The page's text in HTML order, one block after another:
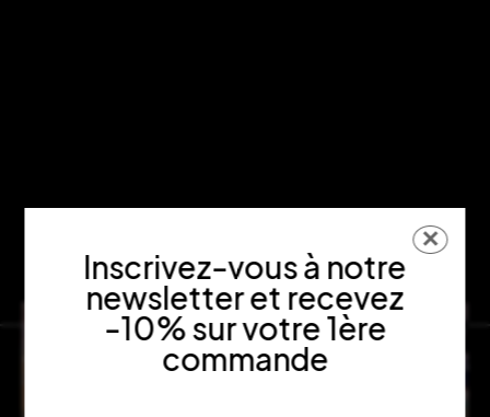
Inscrivez-vous à notre
newsletter et recevez
-10% sur votre 1ère
commande
✕